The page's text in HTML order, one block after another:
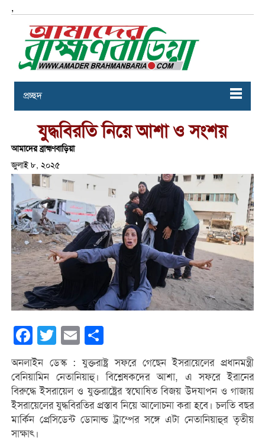
,
প্রচ্ছদ
যুদ্ধবিরতি নিয়ে আশা ও সংশয়
আমাদের ব্রাহ্মণবাড়িয়া
জুলাই ৮, ২০২৫
Facebook
Twitter Email
অনলাইন ডেস্ক : যুক্তরাষ্ট্র সফরে গেছেন ইসরায়েলের প্রধানমন্ত্রী
বেনিয়ামিন নেতানিয়াহু। বিশ্লেষকদের আশা, এ সফরে ইরানের
বিরুদ্ধে ইসরায়েল ও যুক্তরাষ্ট্রের স্বঘোষিত বিজয় উদযাপন ও গাজায়
ইসরায়েলের যুদ্ধবিরতির প্রস্তাব নিয়ে আলোচনা করা হবে। চলতি বছর
মার্কিন প্রেসিডেন্ট ডোনাল্ড ট্রাম্পের সঙ্গে এটা নেতানিয়াহুর তৃতীয়
সাক্ষাৎ।